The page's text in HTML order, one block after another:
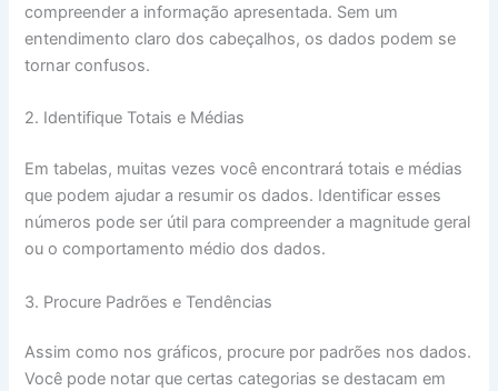
compreender a informação apresentada. Sem um
entendimento claro dos cabeçalhos, os dados podem se
tornar confusos.
2. Identifique Totais e Médias
Em tabelas, muitas vezes você encontrará totais e médias
que podem ajudar a resumir os dados. Identificar esses
números pode ser útil para compreender a magnitude geral
ou o comportamento médio dos dados.
3. Procure Padrões e Tendências
Assim como nos gráficos, procure por padrões nos dados.
Você pode notar que certas categorias se destacam em